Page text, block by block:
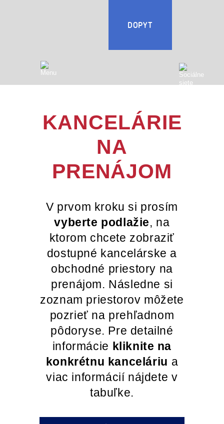
DOPYT
KANCELÁRIE
NA
PRENÁJOM
V prvom kroku si prosím
vyberte podlažie, na
ktorom chcete zobraziť
dostupné kancelárske a
obchodné priestory na
prenájom. Následne si
zoznam priestorov môžete
pozrieť na prehľadnom
pôdoryse. Pre detailné
informácie kliknite na
konkrétnu kanceláriu a
viac informácií nájdete v
tabuľke.